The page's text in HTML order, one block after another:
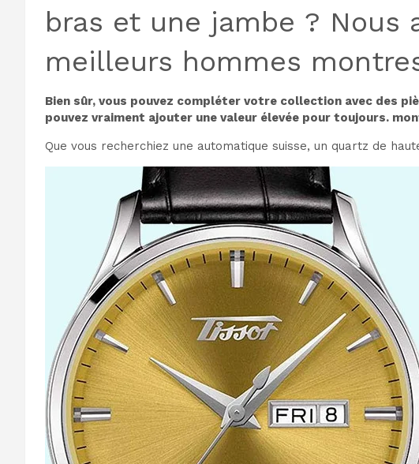
bras et une jambe ? Nous
meilleurs hommes
Bien sûr, vous pouvez compléter votre collection avec des
pouvez vraiment ajouter une valeur élevée pour toujours.
Que vous recherchiez une automatique suisse, un quartz de